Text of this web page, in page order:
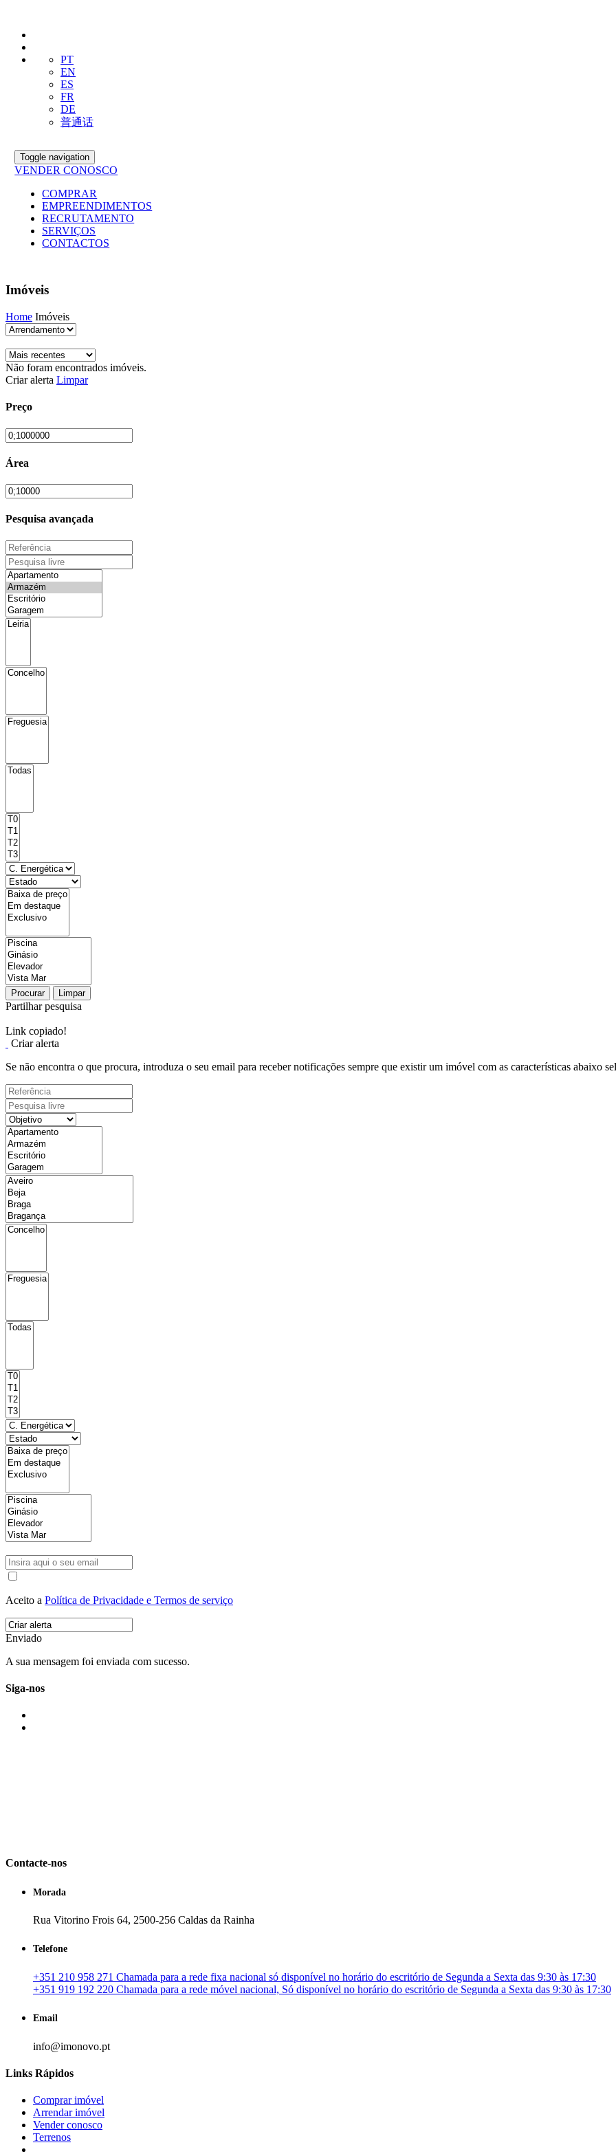
PT
EN
ES
FR
DE
普通话
Toggle navigation
VENDER CONOSCO
COMPRAR
EMPREENDIMENTOS
RECRUTAMENTO
SERVIÇOS
CONTACTOS
Imóveis
Home Imóveis
Não foram encontrados imóveis.
Criar alerta Limpar
Preço
Área
Pesquisa avançada
Procurar Limpar
Partilhar pesquisa
Link copiado!
Criar alerta
Se não encontra o que procura, introduza o seu email para receber notificações sempre que existir um imóvel com as características abaixo
Aceito a Política de Privacidade e Termos de serviço
Enviado
A sua mensagem foi enviada com sucesso.
Siga-nos
Contacte-nos
Morada
Rua Vitorino Frois 64, 2500-256 Caldas da Rainha
Telefone
+351 210 958 271 Chamada para a rede fixa nacional só disponível no horário do escritório de Segunda a Sexta das 9:30 às 17:30
+351 919 192 220 Chamada para a rede móvel nacional, Só disponível no horário do escritório de Segunda a Sexta das 9:30 às 17:30
Email
info@imonovo.pt
Links Rápidos
Comprar imóvel
Arrendar imóvel
Vender conosco
Terrenos